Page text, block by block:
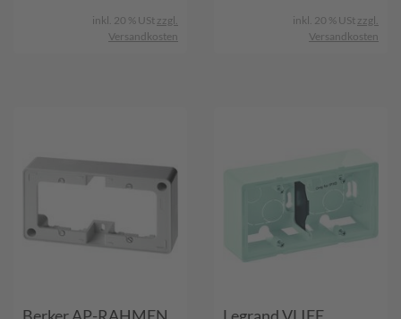
inkl. 20 % USt zzgl.
Versandkosten
inkl. 20 % USt zzgl.
Versandkosten